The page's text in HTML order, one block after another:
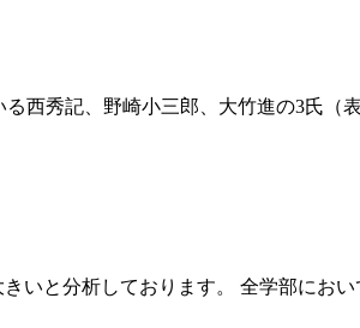
る西秀記、野崎小三郎、大竹進の3氏（
いと分析しております。 全学部にお